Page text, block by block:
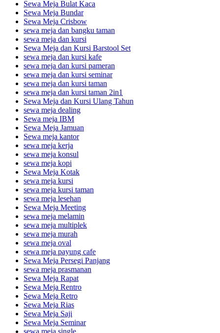
Sewa Meja Bulat Kaca
Sewa Meja Bundar
Sewa Meja Crisbow
sewa meja dan bangku taman
sewa meja dan kursi
Sewa Meja dan Kursi Barstool Set
sewa meja dan kursi kafe
sewa meja dan kursi pameran
sewa meja dan kursi seminar
sewa meja dan kursi taman
sewa meja dan kursi taman 2in1
Sewa Meja dan Kursi Ulang Tahun
sewa meja dealing
Sewa meja IBM
Sewa Meja Jamuan
Sewa meja kantor
sewa meja kerja
sewa meja konsul
sewa meja kopi
Sewa Meja Kotak
sewa meja kursi
sewa meja kursi taman
sewa meja lesehan
Sewa Meja Meeting
sewa meja melamin
sewa meja multiplek
sewa meja murah
sewa meja oval
sewa meja payung cafe
Sewa Meja Persegi Panjang
sewa meja prasmanan
Sewa Meja Rapat
Sewa Meja Rentro
Sewa Meja Retro
Sewa Meja Rias
Sewa Meja Saji
Sewa Meja Seminar